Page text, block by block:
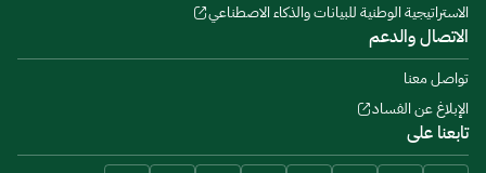
الاستراتيجية الوطنية للبيانات والذكاء الاصطناعي
الاتصال والدعم
تواصل معنا
الإبلاغ عن الفساد
تابعنا على